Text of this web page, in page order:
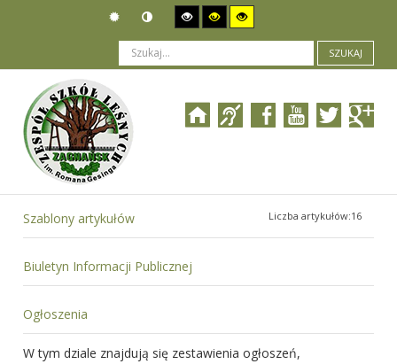
SZUKAJ
Jesteś tutaj: Działalność
Szablony artykułów Liczba artykułów:16
Biuletyn Informacji Publicznej
Ogłoszenia
W tym dziale znajdują się zestawienia ogłoszeń,